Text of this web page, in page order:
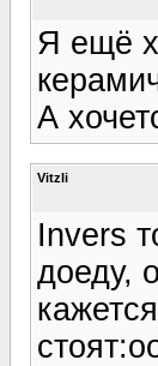
Я ещё
А
Vitzli
Invers
доеду,